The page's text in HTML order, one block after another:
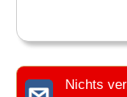
Nichts